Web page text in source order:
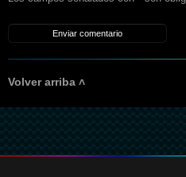
Volver arriba ˄